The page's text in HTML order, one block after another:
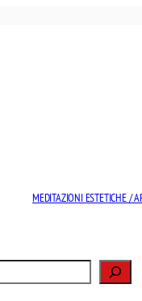
MEDITAZIONI ESTETICHE /